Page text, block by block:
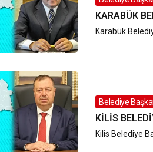
KARABÜK
Karabük
Belediye
KILIS
Kilis Belediye